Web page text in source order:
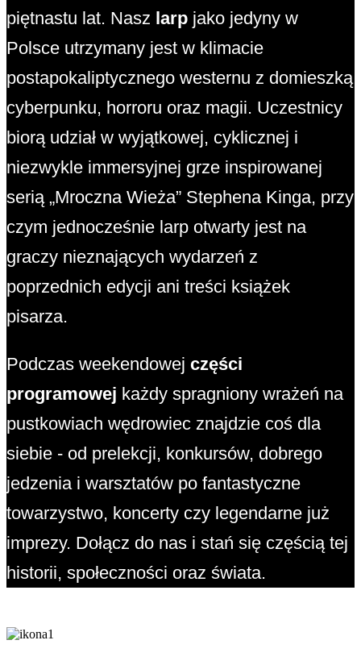
piętnastu lat. Nasz larp jako jedyny w
Polsce utrzymany jest w klimacie
postapokaliptycznego westernu z domieszką
cyberpunku, horroru oraz magii. Uczestnicy
biorą udział w wyjątkowej, cyklicznej i
niezwykle immersyjnej grze inspirowanej
serią „Mroczna Wieża” Stephena Kinga, przy
czym jednocześnie larp otwarty jest na
graczy nieznających wydarzeń z
poprzednich edycji ani treści książek
pisarza.
Podczas weekendowej części
programowej każdy spragniony wrażeń na
pustkowiach wędrowiec znajdzie coś dla
siebie - od prelekcji, konkursów, dobrego
jedzenia i warsztatów po fantastyczne
towarzystwo, koncerty czy legendarne już
imprezy. Dołącz do nas i stań się częścią tej
historii, społeczności oraz świata.